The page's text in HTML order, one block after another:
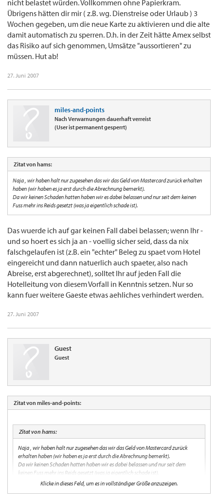
nicht belastet würden. Vollkommen ohne Papierkram.
Übrigens hätten dir mir ( z.B. wg. Dienstreise oder Urlaub ) 3
Wochen gegeben, um die neue Karte zu aktivieren und die alte
damit automatisch zu sperren. D.h. in der Zeit hätte Amex selbst
das Risiko auf sich genommen, Umsätze "aussortieren" zu
müssen. Hut ab!
27. Juni 2007
miles-and-points
Nach Verwarnungen dauerhaft verreist
(User ist permanent gesperrt)
Zitat von hams:
Naja , wir haben halt nur zugesehen das wir das Geld von Mastercard zurück erhalten
haben (wir haben es ja erst durch die Abrechnung bemerkt).
Da wir keinen Schaden hatten haben wir es dabei belassen und nur seit dem keinen
Fuss mehr ins Reids gesetzt (was ja eigentlich schade ist).
Das wuerde ich auf gar keinen Fall dabei belassen; wenn Ihr -
und so hoert es sich ja an - voellig sicher seid, dass da nix
falschgelaufen ist (z.B. ein "echter" Beleg zu spaet vom Hotel
eingereicht und dann natuerlich auch spaeter, also nach
Abreise, erst abgerechnet), solltet Ihr auf jeden Fall die
Hotelleitung von diesem Vorfall in Kenntnis setzen. Nur so
kann fuer weitere Gaeste etwas aehliches verhindert werden.
27. Juni 2007
Guest
Guest
Zitat von miles-and-points:
Zitat von hams:
Naja , wir haben halt nur zugesehen das wir das Geld von Mastercard zurück
erhalten haben (wir haben es ja erst durch die Abrechnung bemerkt).
Da wir keinen Schaden hatten haben wir es dabei belassen und nur seit dem
keinen Fuss mehr ins Reids gesetzt (was ja eigentlich schade ist).
Klicke in dieses Feld, um es in vollständiger Größe anzuzeigen.